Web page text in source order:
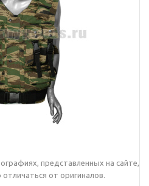
представленных на сайте,
от оригиналов.